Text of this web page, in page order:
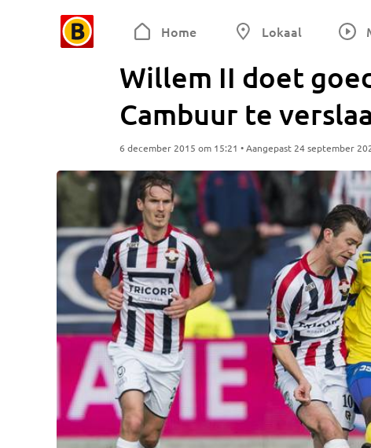
Home Lokaal
Willem II doet
Cambuur te
6 december 2015 om 15:21 • Aangepast 24 september